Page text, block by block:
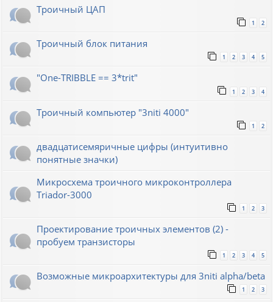
Троичный ЦАП
1 2
Троичный блок питания
1 2 3 4 5
"One-TRIBBLE == 3*trit"
1 2 3 4
Троичный компьютер "3niti 4000"
1 2
двадцатисемяричные цифры (интуитивно
понятные значки)
Микросхема троичного микроконтроллера
Triador-3000
1 2 3
Проектирование троичных элементов (2) -
пробуем транзисторы
1 2 3 4 5
Возможные микроархитектуры для 3niti alpha/beta
1 2 3